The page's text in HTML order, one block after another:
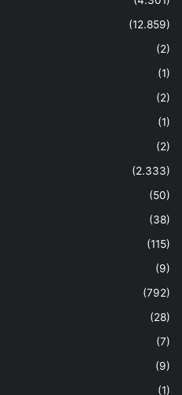
(12.859)
(2)
(1)
(2)
(1)
(2)
(2.333)
(50)
(38)
(115)
(9)
(792)
(28)
(7)
(9)
(1)